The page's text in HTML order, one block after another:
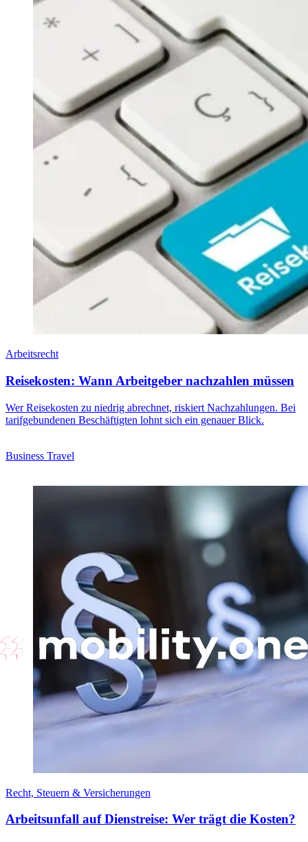
Arbeitsrecht
Reisekosten: Wann Arbeitgeber nachzahlen müssen
Wer Reisekosten zu niedrig abrechnet, riskiert Nachzahlungen. Bei
tarifgebundenen Beschäftigten lohnt sich ein genauer Blick.
Business Travel
Recht, Steuern & Versicherungen
Arbeitsunfall auf Dienstreise: Wer trägt die Kosten?